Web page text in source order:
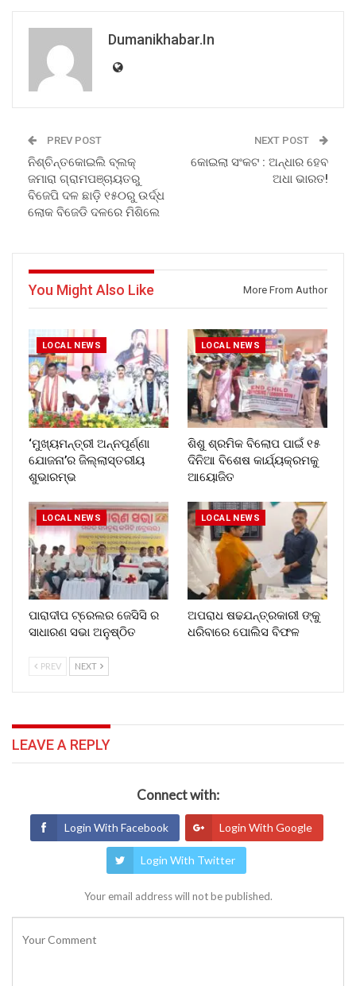
Dumanikhabar.in
PREV POST
ନିଶ୍ଚିନ୍ତକୋଇଲି ବ୍ଲକ୍
ଜମାରା ଗ୍ରାମପଞ୍ଚାୟତରୁ
ବିଜେପି ଦଳ ଛାଡ଼ି ୧୫୦ରୁ ଉର୍ଦ୍ଧ
ଲୋକ ବିଜେଡି ଦଳରେ ମିଶିଲେ
NEXT POST
କୋଇଲା ସଂକଟ : ଅନ୍ଧାର ହେବ
ଅଧା ଭାରତ!
You Might Also Like More From Author
LOCAL NEWS
‘ମୁଖ୍ୟମନ୍ତ୍ରୀ ଅନ୍ନପୂର୍ଣ୍ଣା
ଯୋଜନା’ର ଜିଲ୍ଲାସ୍ତରୀୟ
ଶୁଭାରମ୍ଭ
LOCAL NEWS
ଶିଶୁ ଶ୍ରମିକ ବିଲୋପ ପାଇଁ ୧୫
ଦିନିଆ ବିଶେଷ କାର୍ଯ୍ୟକ୍ରମକୁ
ଆୟୋଜିତ
LOCAL NEWS
ପାରାଦୀପ ଟ୍ରେଲର ଜେସିସି ର
ସାଧାରଣ ସଭା ଅନୁଷ୍ଠିତ
LOCAL NEWS
ଅପରାଧ ଷଢଯନ୍ତ୍ରକାରୀ ଙ୍କୁ
ଧରିବାରେ ପୋଲିସ ବିଫଳ
PREV NEXT
LEAVE A REPLY
Connect with:
Login With Facebook Login With Google
Login With Twitter
Your email address will not be published.